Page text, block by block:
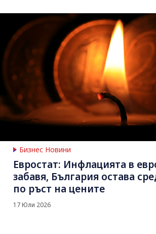
Бизнес Новини
Евростат: Инфлацията в
забавя, България остава
по ръст на цените
17 Юли 2026